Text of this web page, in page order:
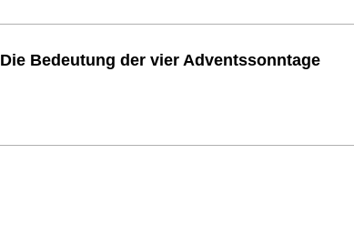
Die Bedeutung der vier Adventssonntage